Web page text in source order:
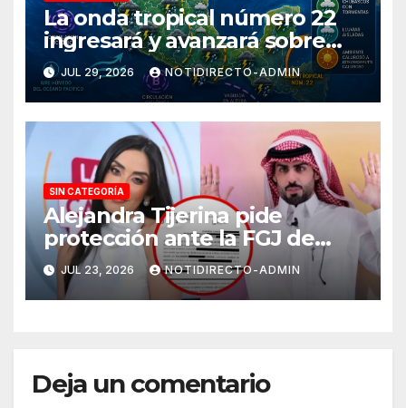
La onda tropical número 22
ingresará y avanzará sobre
México
JUL 29, 2026 NOTIDIRECTO-ADMIN
SIN CATEGORÍA
Alejandra Tijerina pide
protección ante la FGJ de
CdMx por vîolêncîa mediática
y psicológica de Masad
Altamimi, integrante de La
JUL 23, 2026 NOTIDIRECTO-ADMIN
Deja un comentario